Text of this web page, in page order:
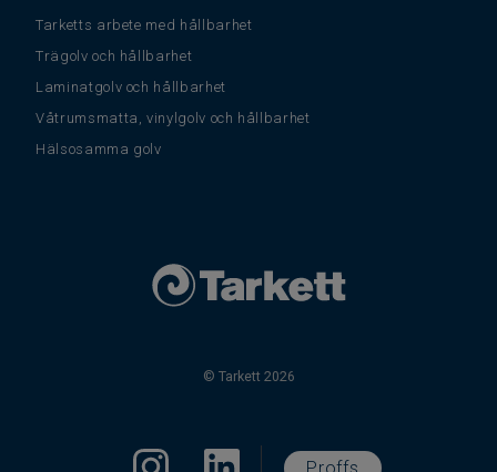
Tarketts arbete med hållbarhet
Trägolv och hållbarhet
Laminatgolv och hållbarhet
Våtrumsmatta, vinylgolv och hållbarhet
Hälsosamma golv
© Tarkett 2026